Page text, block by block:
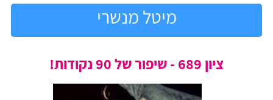
לפסיכומטרי
מבית
רווח
בחינות
מיטל מנשרי
ציון 689 - שיפור של 90 נקודות!